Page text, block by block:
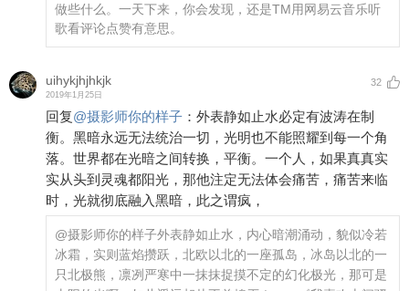
做些什么。一天下来，你会发现，还是TM用网易云音乐听
歌看评论点赞有意思。
uihykjhjhkjk
2019年1月25日
32
回复@摄影师你的样子 ： 外表静如止水必定有波涛在制
衡。黑暗永远无法统治一切，光明也不能照耀到每一个角
落。世界都在光暗之间转换，平衡。一个人，如果真真实
实从头到灵魂都阳光，那他注定无法体会痛苦，痛苦来临
时，光就彻底融入黑暗，此之谓疯，
@摄影师你的样子外表静如止水，内心暗潮涌动，貌似冷若
冰霜，实则蓝焰攒跃，北欧以北的一座孤岛，冰岛以北的一
只北极熊，凛冽严寒中一抹抹捉摸不定的幻化极光，那可是